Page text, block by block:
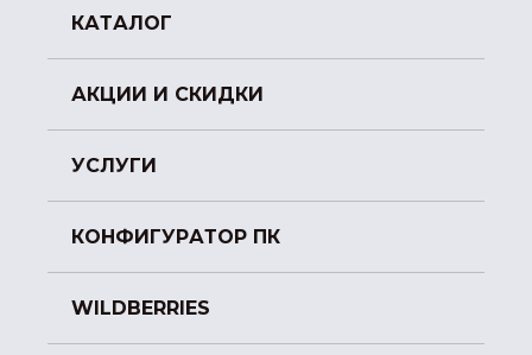
КАТАЛОГ
АКЦИИ И СКИДКИ
УСЛУГИ
КОНФИГУРАТОР ПК
WILDBERRIES